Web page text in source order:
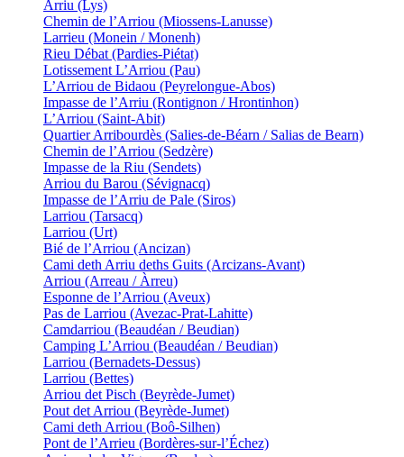
Arriu (Lys)
Chemin de l’Arriou (Miossens-Lanusse)
Larrieu (Monein / Monenh)
Rieu Débat (Pardies-Piétat)
Lotissement L’Arriou (Pau)
L’Arriou de Bidaou (Peyrelongue-Abos)
Impasse de l’Arriu (Rontignon / Hrontinhon)
L’Arriou (Saint-Abit)
Quartier Arribourdès (Salies-de-Béarn / Salias de Bearn)
Chemin de l’Arriou (Sedzère)
Impasse de la Riu (Sendets)
Arriou du Barou (Sévignacq)
Impasse de l’Arriu de Pale (Siros)
Larriou (Tarsacq)
Larriou (Urt)
Bié de l’Arriou (Ancizan)
Cami deth Arriu deths Guits (Arcizans-Avant)
Arriou (Arreau / Àrreu)
Esponne de l’Arriou (Aveux)
Pas de Larriou (Avezac-Prat-Lahitte)
Camdarriou (Beaudéan / Beudian)
Camping L’Arriou (Beaudéan / Beudian)
Larriou (Bernadets-Dessus)
Larriou (Bettes)
Arriou det Pisch (Beyrède-Jumet)
Pout det Arriou (Beyrède-Jumet)
Cami deth Arriou (Boô-Silhen)
Pont de l’Arrieu (Bordères-sur-l’Échez)